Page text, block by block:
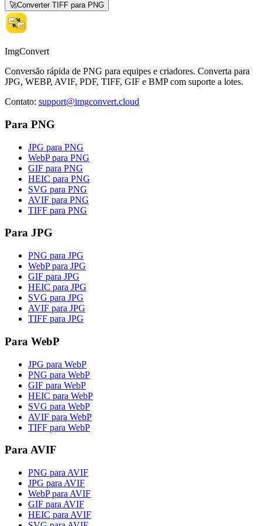
🚀Converter TIFF para PNG
ImgConvert
Conversão rápida de PNG para equipes e criadores. Converta para
JPG, WEBP, AVIF, PDF, TIFF, GIF e BMP com suporte a lotes.
Contato: support@imgconvert.cloud
Para PNG
JPG para PNG
WebP para PNG
GIF para PNG
HEIC para PNG
SVG para PNG
AVIF para PNG
TIFF para PNG
Para JPG
PNG para JPG
WebP para JPG
GIF para JPG
HEIC para JPG
SVG para JPG
AVIF para JPG
TIFF para JPG
Para WebP
JPG para WebP
PNG para WebP
GIF para WebP
HEIC para WebP
SVG para WebP
AVIF para WebP
TIFF para WebP
Para AVIF
PNG para AVIF
JPG para AVIF
WebP para AVIF
GIF para AVIF
HEIC para AVIF